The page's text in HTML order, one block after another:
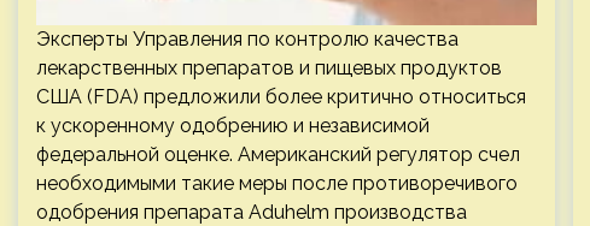
Эксперты Управления по контролю качества
лекарственных препаратов и пищевых продуктов
США (FDA) предложили более критично относиться
к ускоренному одобрению и независимой
федеральной оценке. Американский регулятор счел
необходимыми такие меры после противоречивого
одобрения препарата Aduhelm производства